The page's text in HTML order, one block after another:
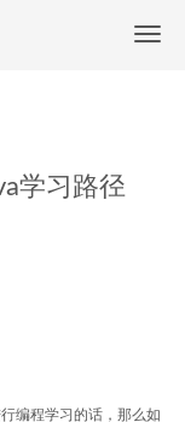
学习路径
编程学习的话，那么如